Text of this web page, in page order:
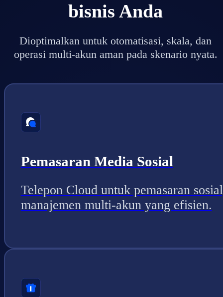
bisnis Anda
Dioptimalkan untuk otomatisasi, skala, dan
operasi multi-akun aman pada skenario nyata.
Pemasaran Media Sosial
Telepon Cloud untuk pemasaran
manajemen multi-akun yang efisien.